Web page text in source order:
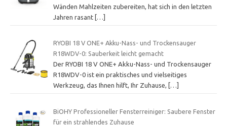
Wänden Mahlzeiten zubereiten, hat sich in den letzten
Jahren rasant […]
RYOBI 18 V ONE+ Akku-Nass- und Trockensauger
R18WDV-0: Sauberkeit leicht gemacht
Der RYOBI 18 V ONE+ Akku-Nass- und Trockensauger
R18WDV-0 ist ein praktisches und vielseitiges
Werkzeug, das Ihnen hilft, Ihr Zuhause,
[…]
BiOHY Professioneller Fensterreiniger: Saubere Fenster
für ein strahlendes Zuhause